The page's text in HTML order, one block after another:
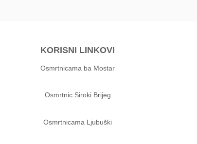
KORISNI LINKOVI
Osmrtnicama ba Mostar
Osmrtnic Siroki Brijeg
Osmrtnicama Ljubuški